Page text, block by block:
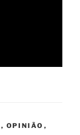
, OPINIÃO ,